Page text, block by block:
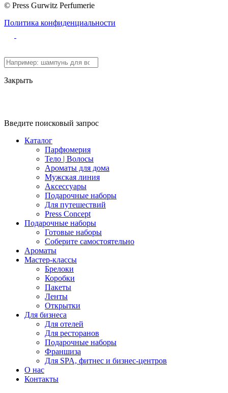
© Press Gurwitz Perfumerie
Политика конфиденциальности
Закрыть
Введите поисковый запрос
Каталог
Парфюмерия
Тело | Волосы
Ароматы для дома
Мужская линия
Аксессуары
Подарочные наборы
Для путешествий
Press Concept
Подарочные наборы
Готовые наборы
Соберите самостоятельно
Ароматы
Мастер-классы
Брелоки
Коробки
Пакеты
Ленты
Открытки
Для бизнеса
Для отелей
Для ресторанов
Подарочные наборы
Франшиза
Для SPA, фитнес и бизнес-центров
О нас
Контакты